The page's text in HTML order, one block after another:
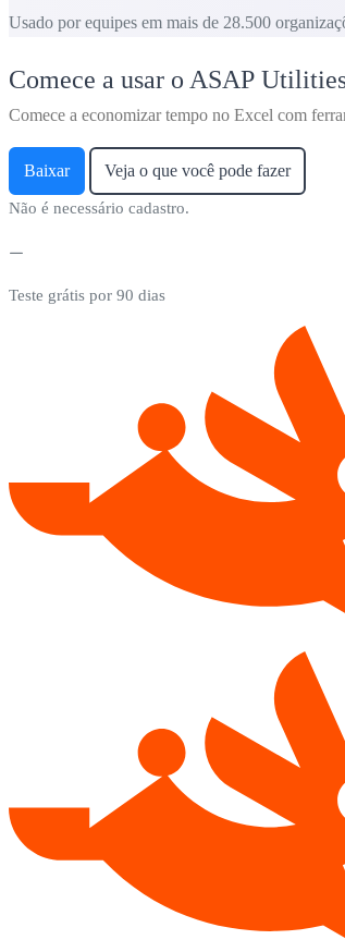
Usado por equipes em mais de 28.500
Comece a usar o ASAP
Comece a economizar tempo no Excel com
Baixar Veja o que você pode fazer
Não é necessário cadastro.
Teste grátis por 90 dias